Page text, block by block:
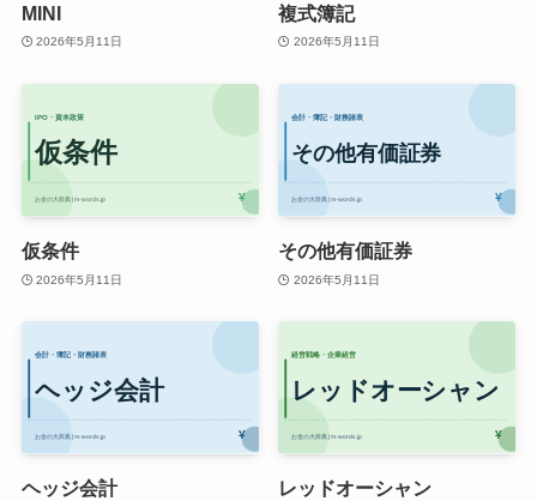
MINI
2026年5月11日
複式簿記
2026年5月11日
仮条件
2026年5月11日
その他有価証券
2026年5月11日
ヘッジ会計 レッドオーシャン